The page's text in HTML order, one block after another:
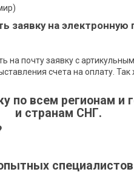
заявку на электронную
на почту заявку с
счета на оплату.
по всем регионам и
и странам СНГ.
специалистов